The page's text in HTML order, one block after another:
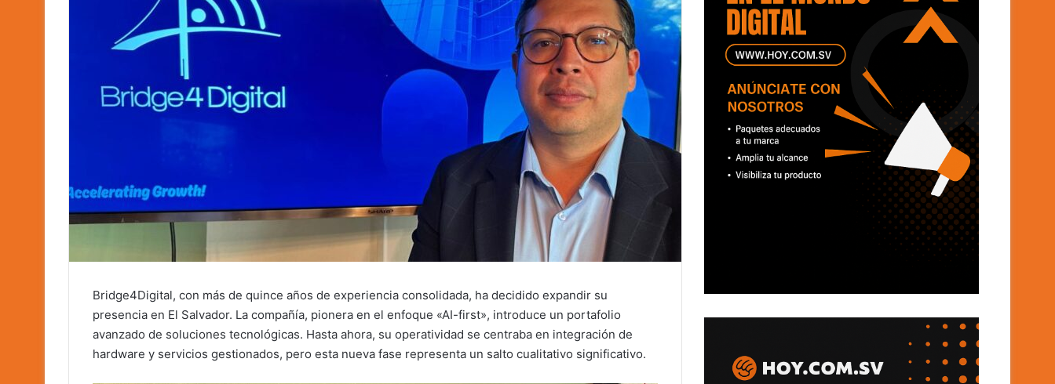
Bridge4Digital, con más de quince años de experiencia consolidada, ha decidido expandir su
presencia en El Salvador. La compañía, pionera en el enfoque «AI-first», introduce un portafolio
avanzado de soluciones tecnológicas. Hasta ahora, su operatividad se centraba en integración de
hardware y servicios gestionados, pero esta nueva fase representa un salto cualitativo significativo.